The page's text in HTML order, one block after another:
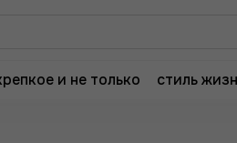
и не только стиль